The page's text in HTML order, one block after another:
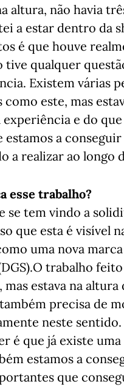
altura, não havia
a estar dentro da
é que houve
tive qualquer
Existem várias
como este, mas
e do
estamos a
a realizar ao longo
esse trabalho?
se tem vindo a
que esta é visível
uma nova
trabalho
mas estava na
precisa de
neste
é que já existe
estamos a
que